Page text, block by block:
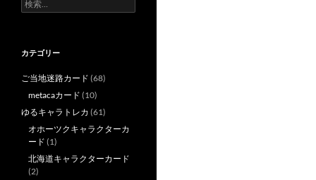
索:
カテゴリー
ご当地迷路カード (68)
metacaカード (10)
ゆるキャラトレカ (61)
オホーツクキャラクターカ
ード (1)
北海道キャラクターカード
(2)